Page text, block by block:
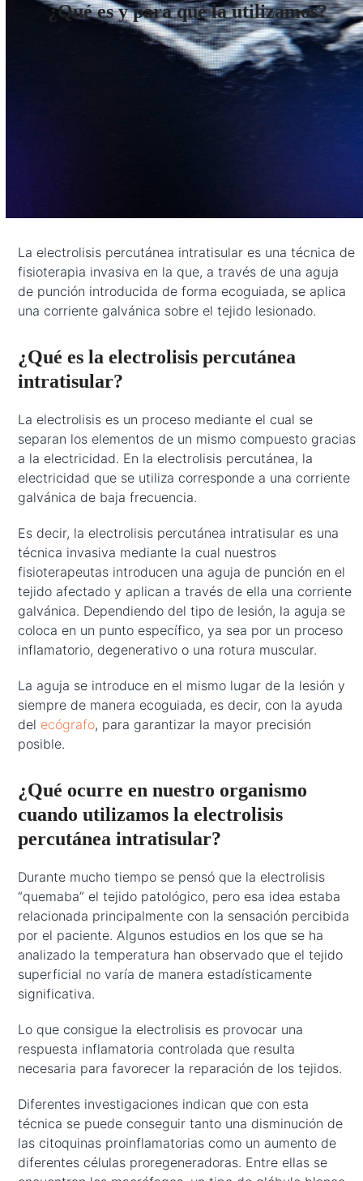
¿Qué es y para qué la utilizamos?
La electrolisis percutánea intratisular es una técnica de
fisioterapia invasiva en la que, a través de una aguja
de punción introducida de forma ecoguiada, se aplica
una corriente galvánica sobre el tejido lesionado.
¿Qué es la electrolisis percutánea
intratisular?
La electrolisis es un proceso mediante el cual se
separan los elementos de un mismo compuesto gracias
a la electricidad. En la electrolisis percutánea, la
electricidad que se utiliza corresponde a una corriente
galvánica de baja frecuencia.
Es decir, la electrolisis percutánea intratisular es una
técnica invasiva mediante la cual nuestros
fisioterapeutas introducen una aguja de punción en el
tejido afectado y aplican a través de ella una corriente
galvánica. Dependiendo del tipo de lesión, la aguja se
coloca en un punto específico, ya sea por un proceso
inflamatorio, degenerativo o una rotura muscular.
La aguja se introduce en el mismo lugar de la lesión y
siempre de manera ecoguiada, es decir, con la ayuda
del ecógrafo, para garantizar la mayor precisión
posible.
¿Qué ocurre en nuestro organismo
cuando utilizamos la electrolisis
percutánea intratisular?
Durante mucho tiempo se pensó que la electrolisis
“quemaba” el tejido patológico, pero esa idea estaba
relacionada principalmente con la sensación percibida
por el paciente. Algunos estudios en los que se ha
analizado la temperatura han observado que el tejido
superficial no varía de manera estadísticamente
significativa.
Lo que consigue la electrolisis es provocar una
respuesta inflamatoria controlada que resulta
necesaria para favorecer la reparación de los tejidos.
Diferentes investigaciones indican que con esta
técnica se puede conseguir tanto una disminución de
las citoquinas proinflamatorias como un aumento de
diferentes células proregeneradoras. Entre ellas se